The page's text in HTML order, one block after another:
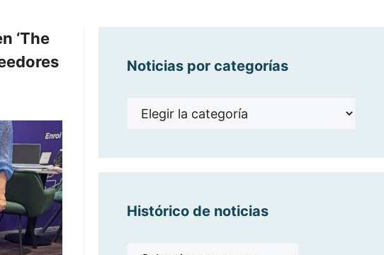
‘The
Noticias por categorías
Noticias
Histórico de noticias